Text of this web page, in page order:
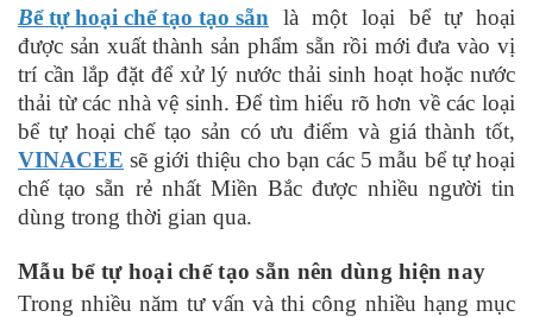
Bể tự hoại chế tạo tạo sẵn làmột loại bể tự hoại
được sản xuất thành sản phẩm sẵn rồi mới đưa vào vị
trí cần lắp đặt để xử lý nước thải sinh hoạt hoặc nước
thải từ các nhà vệ sinh.Để tìm hiểu rõ hơn về các loại
bể tự hoại chế tạo sản có ưu điểm và giá thành tốt,
VINACEE sẽ giới thiệu cho bạn các 5 mẫu bể tự hoại
chế tạo sẵn rẻ nhất Miền Bắc được nhiều người tin
dùng trong thời gian qua.
Mẫu bể tự hoại chế tạo sẵn nên dùng hiện nay
Trong nhiều năm tư vấn và thi công nhiều hạng mục